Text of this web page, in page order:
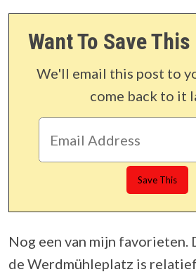
Want To Save
We'll email this post to
come back to it
Nog een van mijn favorieten.
de Werdmühleplatz is